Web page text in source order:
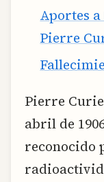
Aportes
Pierre
Pierre Curie
abril de
reconocido